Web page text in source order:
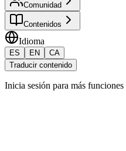
Comunidad
Contenidos
Idioma
ES EN
CA
Traducir contenido
Inicia sesión para más funciones